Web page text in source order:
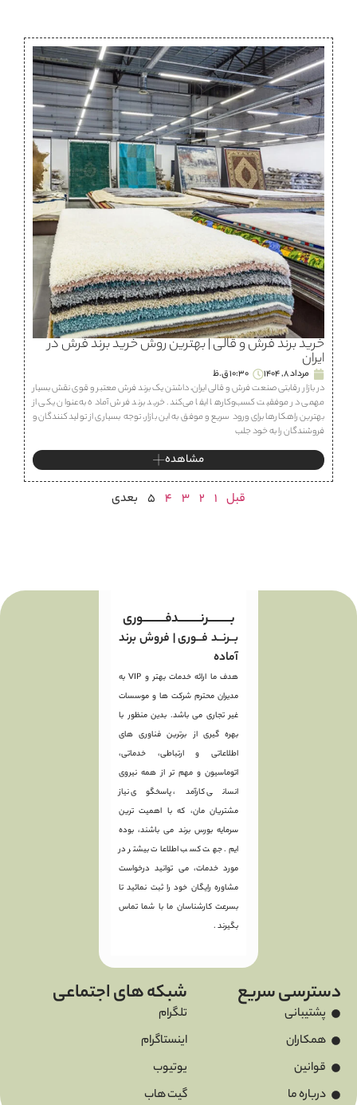
خرید برند فرش و قالی | بهترین روش خرید برند فرش در
ایران
مرداد 8, 1404
10:30 ق.ظ
در بازار رقابتی صنعت فرش و قالی ایران، داشتن یک برند فرش معتبر و قوی نقش بسیار
مهمی در موفقیت کسب‌وکارها ایفا می‌کند. خرید برند فرش آماده به‌عنوان یکی از
بهترین راهکارها برای ورود سریع و موفق به این بازار، توجه بسیاری از تولیدکنندگان و
فروشندگان را به خود جلب
مشاهده
قبل 1
2
3
4
5 بعدی
بـــــــــرنـــــــــدفـــــــــوری
بــرنــد فــوری | فروش برند
آماده
هدف ما ارائه خدمات بهتر و VIP به
مدیران محترم شرکت ها و موسسات
غیر تجاری می باشد. بدین منظور با
بهره گیری از برترین فناوری های
اطلاعاتی و ارتباطی، خدماتی،
اتوماسیون و مهم تر از همه نیروی
انسانی کارآمد، پاسخگوی نیاز
مشتریان مان، که با اهمیت ترین
سرمایه بورس برند می باشند، بوده
ایم. جهت کسب اطلاعات بیشتر در
مورد خدمات، می توانید درخواست
مشاوره رایگان خود را ثبت نمائید تا
بسرعت کارشناسان ما با شما تماس
بگیرند .
دسترسی سریع
پشتیبانی
همکاران
قوانین
درباره ما
شبکه های اجتماعی
تلگرام
اینستاگرام
یوتیوب
گیت هاب